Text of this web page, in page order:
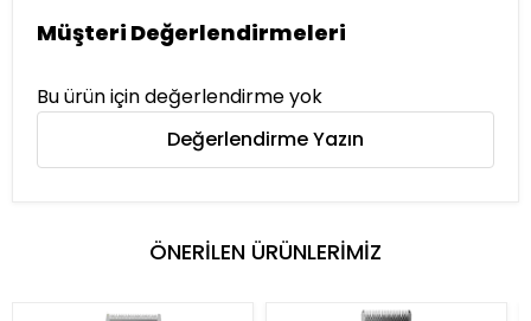
Müşteri Değerlendirmeleri
Bu ürün için değerlendirme yok
Değerlendirme Yazın
ÖNERİLEN ÜRÜNLERİMİZ